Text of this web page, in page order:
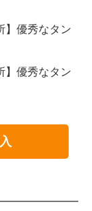
】優秀なタン
】優秀なタン